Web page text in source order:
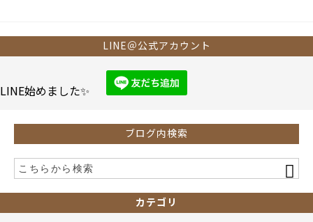
b
o
k
LINE＠公式アカウント
LINE始めました✨
ブログ内検索
カテゴリ